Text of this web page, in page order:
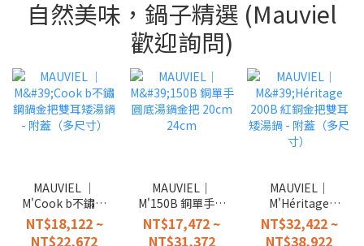
自然美味，鍋子精選 (Mauviel
歡迎詢問)
MAUVIEL │
M'Cook b不鏽鋼
鍋金把雙耳矮湯
鍋 - 附蓋（多尺
NT$18,122 ~
NT$22,672
MAUVIEL｜
M'150B 銅單手圓
底湯鍋金把
20cm 24cm
NT$17,472 ~
NT$31,372
MAUVIEL｜
M'Héritage
200B 紅銅金把雙
耳矮湯鍋 - 附蓋
NT$32,422 ~
NT$38,922